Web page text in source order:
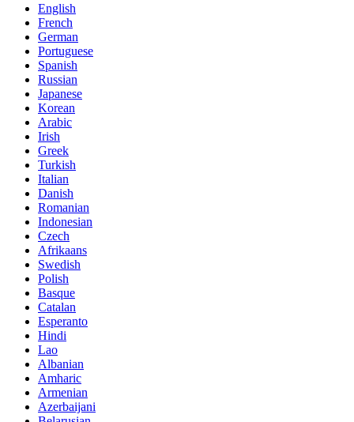
English
French
German
Portuguese
Spanish
Russian
Japanese
Korean
Arabic
Irish
Greek
Turkish
Italian
Danish
Romanian
Indonesian
Czech
Afrikaans
Swedish
Polish
Basque
Catalan
Esperanto
Hindi
Lao
Albanian
Amharic
Armenian
Azerbaijani